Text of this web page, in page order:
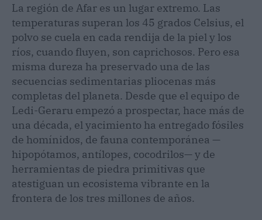
La región de Afar es un lugar extremo. Las
temperaturas superan los 45 grados Celsius, el
polvo se cuela en cada rendija de la piel y los
ríos, cuando fluyen, son caprichosos. Pero esa
misma dureza ha preservado una de las
secuencias sedimentarias pliocenas más
completas del planeta. Desde que el equipo de
Ledi-Geraru empezó a prospectar, hace más de
una década, el yacimiento ha entregado fósiles
de homínidos, de fauna contemporánea —
hipopótamos, antílopes, cocodrilos— y de
herramientas de piedra primitivas que
atestiguan un ecosistema vibrante en la
frontera de los tres millones de años.